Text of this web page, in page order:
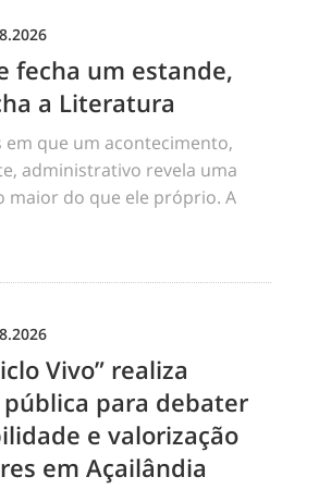
fecha um estande,
a Literatura
em que um acontecimento,
administrativo revela uma
maior do que ele próprio. A
Vivo” realiza
para debater
e valorização
em Açailândia